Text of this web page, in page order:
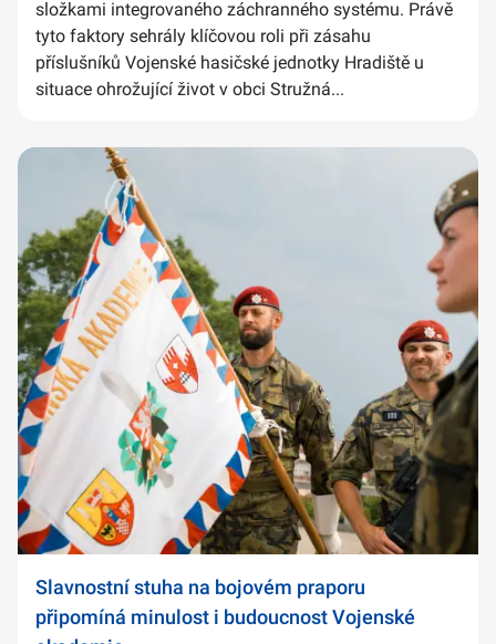
složkami integrovaného záchranného systému. Právě
tyto faktory sehrály klíčovou roli při zásahu
příslušníků Vojenské hasičské jednotky Hradiště u
situace ohrožující život v obci Stružná...
Slavnostní stuha na bojovém praporu
připomíná minulost i budoucnost Vojenské